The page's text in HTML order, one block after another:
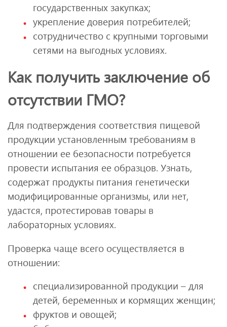
государственных закупках;
укрепление доверия потребителей;
сотрудничество с крупными торговыми
сетями на выгодных условиях.
Как получить заключение об
отсутствии ГМО?
Для подтверждения соответствия пищевой
продукции установленным требованиям в
отношении ее безопасности потребуется
провести испытания ее образцов. Узнать,
содержат продукты питания генетически
модифицированные организмы, или нет,
удастся, протестировав товары в
лабораторных условиях.
Проверка чаще всего осуществляется в
отношении:
специализированной продукции – для
детей, беременных и кормящих женщин;
фруктов и овощей;